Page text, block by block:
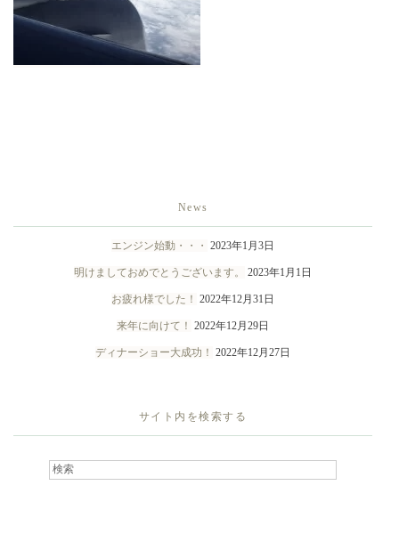
News
エンジン始動・・・ 2023年1月3日
明けましておめでとうございます。 2023年1月1日
お疲れ様でした！ 2022年12月31日
来年に向けて！ 2022年12月29日
ディナーショー大成功！ 2022年12月27日
サイト内を検索する